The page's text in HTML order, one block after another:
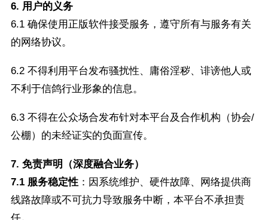
6. 用户的义务
6.1 确保使用正版软件接受服务，遵守所有与服务有关
的网络协议。
6.2 不得利用平台发布骚扰性、庸俗淫秽、诽谤他人或
不利于信鸽行业形象的信息。
6.3 不得在公众场合发布针对本平台及合作机构（协会/
公棚）的未经证实的负面宣传。
7. 免责声明（深度融合业务）
7.1 服务稳定性：因系统维护、硬件故障、网络提供商
线路故障或不可抗力导致服务中断，本平台不承担责